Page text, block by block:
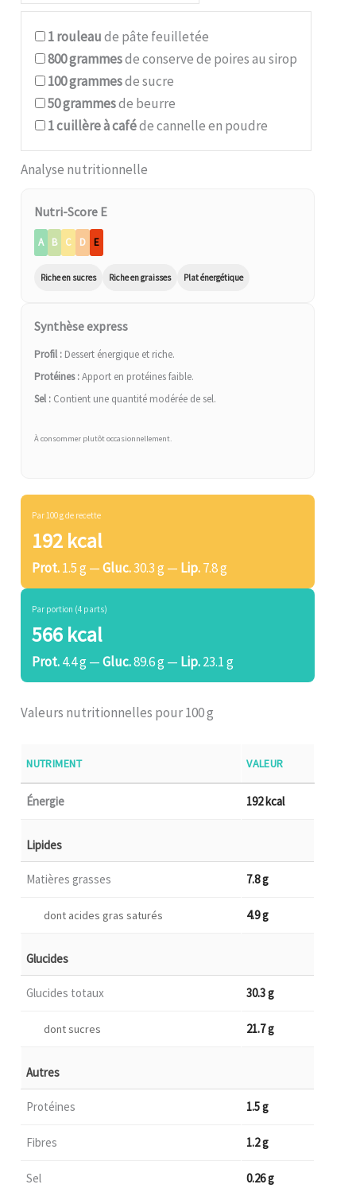
1rouleaude pâte feuilletée
800grammesde conserve de poires au sirop
100grammesde sucre
50grammesde beurre
1cuillère à caféde cannelle en poudre
Analyse nutritionnelle
Nutri-Score E
A B C D E
Riche en sucres Riche en graisses Plat énergétique
Synthèse express
Profil : Dessert énergique et riche.
Protéines :Apport en protéines faible.
Sel : Contient une quantité modérée de sel.
À consommer plutôt occasionnellement.
Par 100 g de recette
192 kcal
Prot.1.5 g —Gluc.30.3 g — Lip.7.8 g
Par portion (4 parts)
566 kcal
Prot.4.4 g —Gluc.89.6 g — Lip.23.1 g
Valeurs nutritionnelles pour 100 g
NUTRIMENT VALEUR
Énergie 192 kcal
Lipides
Matières grasses 7.8 g
dont acides gras saturés 4.9 g
Glucides
Glucides totaux 30.3 g
dont sucres 21.7 g
Autres
Protéines 1.5 g
Fibres 1.2 g
Sel 0.26 g